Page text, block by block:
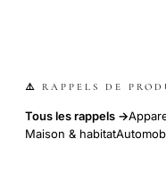
⚠️ RAPPELS DE
Tous les rappels →
Maison & habitat